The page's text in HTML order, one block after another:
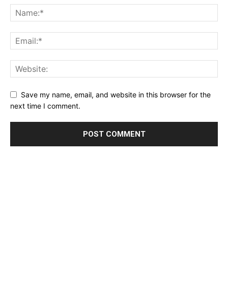
Save my name, email, and website in this browser for the
next time I comment.